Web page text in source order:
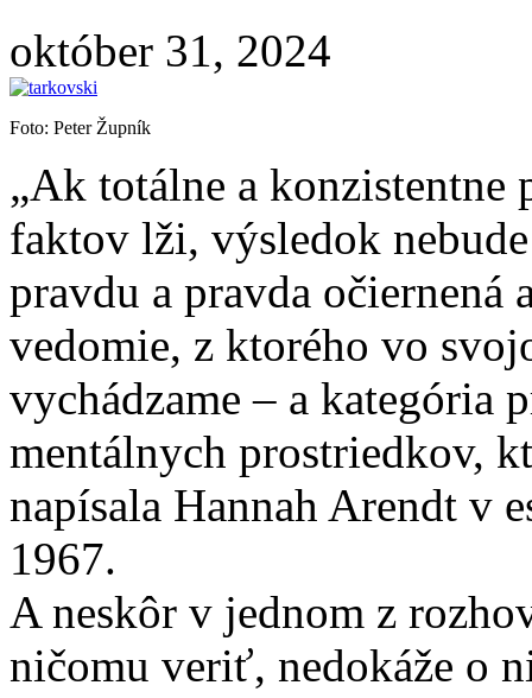
október 31, 2024
Foto: Peter Župník
„Ak totálne a konzistentne
faktov lži, výsledok
pravdu a pravda očiernená
vedomie, z ktorého vo
vychádzame – a kategória
mentálnych prostriedkov,
napísala Hannah Arendt v
1967.
A neskôr v jednom z
ničomu veriť, nedokáže o